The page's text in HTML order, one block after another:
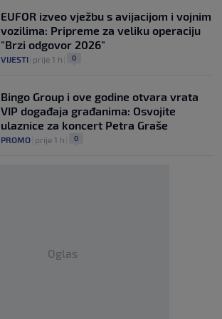
EUFOR izveo vježbu s avijacijom i vojnim
vozilima: Pripreme za veliku operaciju
"Brzi odgovor 2026"
VIJESTI prije 1 h 0
Bingo Group i ove godine otvara vrata
VIP događaja građanima: Osvojite
ulaznice za koncert Petra Graše
PROMO prije 1 h 0
Oglas